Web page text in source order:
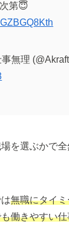
第😇
無理
を選ぶかで全
無職にタイ
働きやすい